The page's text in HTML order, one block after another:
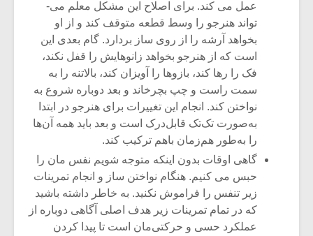
عمل می­ کند. برای اصلاح این مشکل معلم می­
تواند هنرجو را وسط قطعه متوقف کند و از او
بخواهد آرشه را از روی ساز بردارد. گام بعدی این
است که از هنرجو بخواهد زانوهایش را قفل نکند،
فک را رها کند، بازوها را آویزان کند، بالاتنه را به
سمت راست و چپ بچرخاند و بعد دوباره شروع به
نواختن کند. انجام این تغییرات برای هنرجو در ابتدا
به‌صورت تک‌تک قابل‌درک است و بعد باید همه آن‌ها
را به‌طور هم‌زمان باهم ترکیب کند.
گاهی اوقات بدون اینکه متوجه شویم نفس مان را
حبس می­ کنیم. هنگام نواختن ساز و انجام تمرینات
زیر تنفس را فراموش نکنید. به خاطر داشته باشید
که در تمام تمرینات زیر هدف اصلی آگاهی دوباره از
عملکرد حسی و حرکتی‌مان است تا پیدا کردن